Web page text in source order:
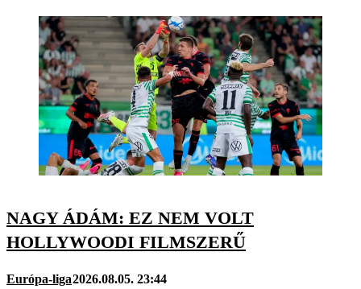
NAGY ÁDÁM: EZ NEM VOLT
HOLLYWOODI FILMSZERŰ
Európa-liga2026.08.05. 23:44